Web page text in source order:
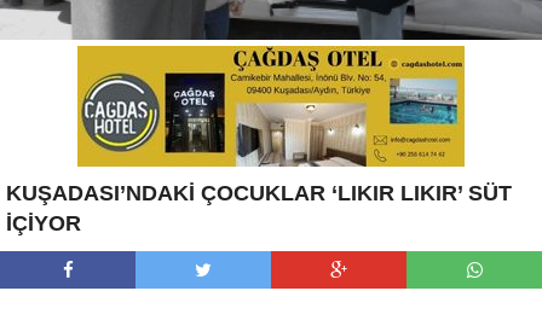
KUŞADASI’NDAKİ ÇOCUKLAR ‘LIKIR LIKIR’ SÜT
İÇİYOR